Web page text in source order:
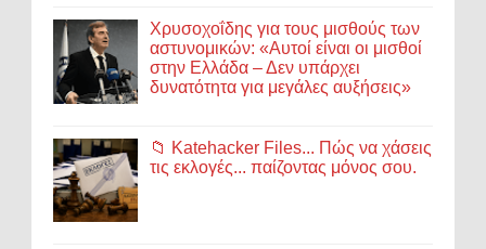
Χρυσοχοΐδης για τους μισθούς των
αστυνομικών: «Αυτοί είναι οι μισθοί
στην Ελλάδα – Δεν υπάρχει
δυνατότητα για μεγάλες αυξήσεις»
📁 Katehacker Files... Πώς να χάσεις
τις εκλογές... παίζοντας μόνος σου.